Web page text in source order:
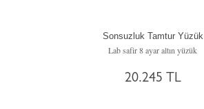
Sonsuzluk Tamtur Yüzük
Lab safir 8 ayar altın yüzük
20.245 TL